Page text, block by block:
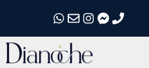
התקשרו אלינו
התקשרו אלינו
התקשרו אלינו
התקשרו אלינו
התקשרו אלינו